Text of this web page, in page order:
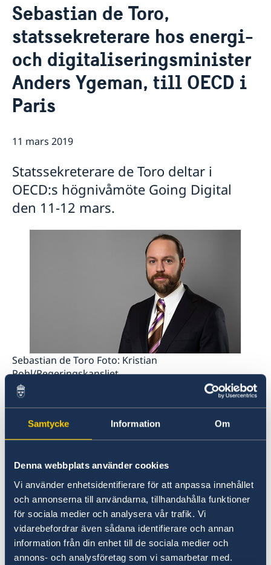
Samtycke Information Om
Denna webbplats använder cookies
Vi använder enhetsidentifierare för att anpassa innehållet
och annonserna till användarna, tillhandahålla funktioner
för sociala medier och analysera vår trafik. Vi
vidarebefordrar även sådana identifierare och annan
information från din enhet till de sociala medier och
annons- och analysföretag som vi samarbetar med.
Om oss
Praktisk information för delegater
Sverige och OECD
OECD:s kommande program
OECD:s medlemsländer
Sverige och Unesco
Unescos kommande program
Adressregister - Medlemsländernas delegationer
Dataskyddspolicy (GDPR)
Aktuellt
Lediga tjänster
Sebastian de Toro,
statssekreterare hos energi-
och digitaliseringsminister
Anders Ygeman, till OECD i
Paris
11 mars 2019
Statssekreterare de Toro deltar i
OECD:s högnivåmöte Going Digital
den 11-12 mars.
Sebastian de Toro Foto: Kristian
Pohl/Regeringskansliet
Mötet är ett avslutningskonferens för OECD:s tvååriga
och policymeddelanden presenteras, inklusive den
De Toro kommer att tala i sessionen omEducation and
skills for the digital age, i vilken utbildnings- och
kompetensaspekterna av OECD:s Going Digital-ramverk
ska diskuteras. Sessionen fokuserar även på hur